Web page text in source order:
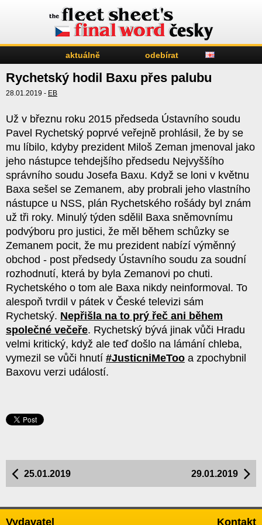
aktuálně odebírat
Rychetský hodil Baxu přes palubu
28.01.2019 - EB
Už v březnu roku 2015 předseda Ústavního soudu
Pavel Rychetský poprvé veřejně prohlásil, že by se
mu líbilo, kdyby prezident Miloš Zeman jmenoval jako
jeho nástupce tehdejšího předsedu Nejvyššího
správního soudu Josefa Baxu. Když se loni v květnu
Baxa sešel se Zemanem, aby probrali jeho vlastního
nástupce u NSS, plán Rychetského rošády byl znám
už tři roky. Minulý týden sdělil Baxa sněmovnímu
podvýboru pro justici, že měl během schůzky se
Zemanem pocit, že mu prezident nabízí výměnný
obchod - post předsedy Ústavního soudu za soudní
rozhodnutí, která by byla Zemanovi po chuti.
Rychetského o tom ale Baxa nikdy neinformoval. To
alespoň tvrdil v pátek v České televizi sám
Rychetský. Nepřišla na to prý řeč ani během
společné večeře. Rychetský bývá jinak vůči Hradu
velmi kritický, když ale teď došlo na lámání chleba,
vymezil se vůči hnutí #JusticniMeToo a zpochybnil
Baxovu verzi událostí.
29.01.2019
25.01.2019
Vydavatel Kontakt